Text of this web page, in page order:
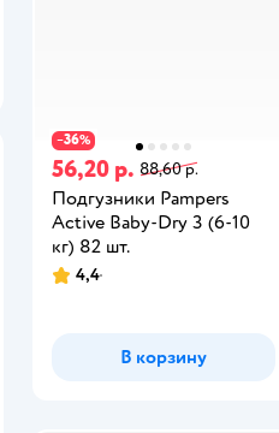
−36%
56,20 р. 88,60 р.
Подгузники Pampers
Active Baby-Dry 3 (6-10
кг) 82 шт.
4,4
В корзину